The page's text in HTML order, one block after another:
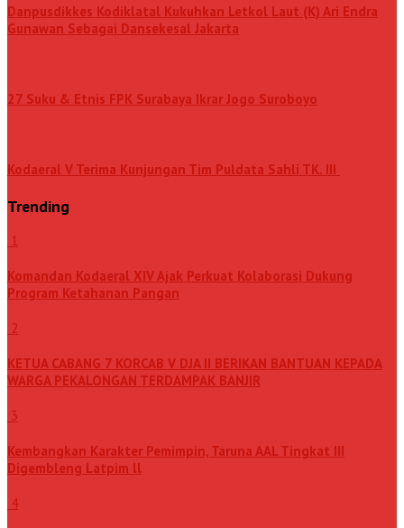
Danpusdikkes Kodiklatal Kukuhkan Letkol Laut (K) Ari Endra
Gunawan Sebagai Dansekesal Jakarta
27 Suku & Etnis FPK Surabaya Ikrar Jogo Suroboyo
Kodaeral V Terima Kunjungan Tim Puldata Sahli TK. III
Trending
1
Komandan Kodaeral XIV Ajak Perkuat Kolaborasi Dukung
Program Ketahanan Pangan
2
KETUA CABANG 7 KORCAB V DJA II BERIKAN BANTUAN KEPADA
WARGA PEKALONGAN TERDAMPAK BANJIR
3
Kembangkan Karakter Pemimpin, Taruna AAL Tingkat III
Digembleng Latpim ll
4